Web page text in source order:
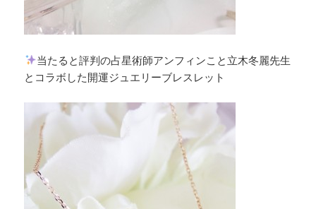
当たると評判の占星術師アンフィンこと立木冬麗先生
とコラボした開運ジュエリーブレスレット